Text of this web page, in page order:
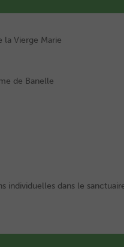
la Vierge Marie
de Banelle
individuelles dans le